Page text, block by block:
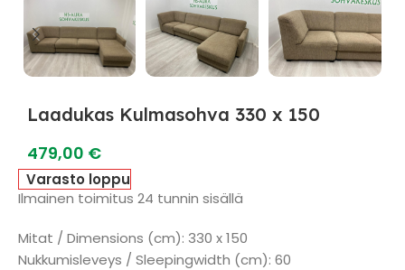
Laadukas Kulmasohva 330 x 150
479,00 €
Varasto loppu
Ilmainen toimitus 24 tunnin sisällä
Mitat / Dimensions (cm): 330 x 150
Nukkumisleveys / Sleepingwidth (cm): 60